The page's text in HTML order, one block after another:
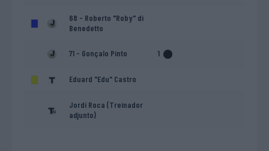
68 - Roberto "Roby" di
Benedetto
71 - Gonçalo Pinto 1
Eduard "Edu" Castro
Jordi Roca (Treinador
adjunto)